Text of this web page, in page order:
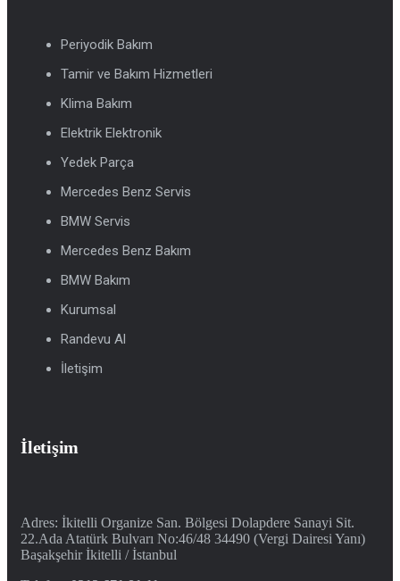
Periyodik Bakım
Tamir ve Bakım Hizmetleri
Klima Bakım
Elektrik Elektronik
Yedek Parça
Mercedes Benz Servis
BMW Servis
Mercedes Benz Bakım
BMW Bakım
Kurumsal
Randevu Al
İletişim
İletişim
Adres: İkitelli Organize San. Bölgesi Dolapdere Sanayi Sit.
22.Ada Atatürk Bulvarı No:46/48 34490 (Vergi Dairesi Yanı)
Başakşehir İkitelli / İstanbul